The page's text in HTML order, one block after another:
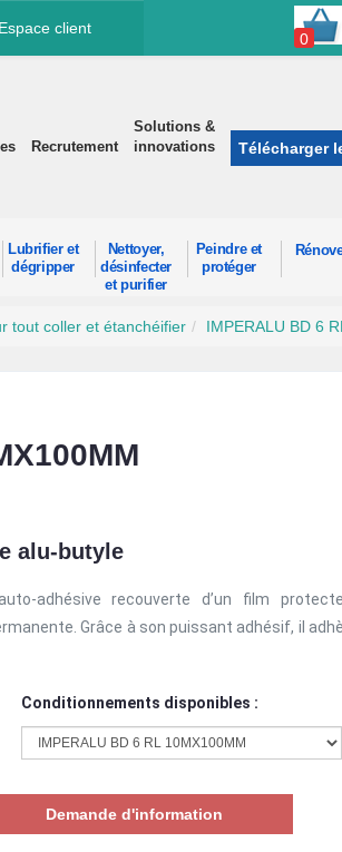
Espace client
0
Recrutement
Solutions &
innovations
Télécharger
Lubrifier et
dégripper
Nettoyer,
désinfecter
et purifier
Peindre et
protéger
tout coller et étanchéifier IMPERALU BD 6
alu-butyle
adhésive recouverte d’un film
Grâce à son puissant adhésif, il
Conditionnements disponibles :